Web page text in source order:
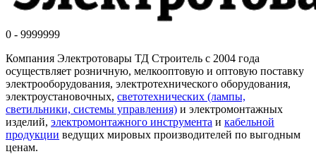
0 - 9999999
Компания Электротовары ТД Строитель с 2004 года
осуществляет розничную, мелкооптовую и оптовую поставку
электрооборудования, электротехнического оборудования,
электроустановочных, светотехнических (лампы,
светильники, системы управления) и электромонтажных
изделий, электромонтажного инструмента и кабельной
продукции ведущих мировых производителей по выгодным
ценам.